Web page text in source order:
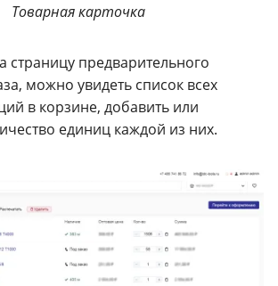
Товарная карточка
страницу предварительного
можно увидеть список всех
в корзине, добавить или
единиц каждой из них.